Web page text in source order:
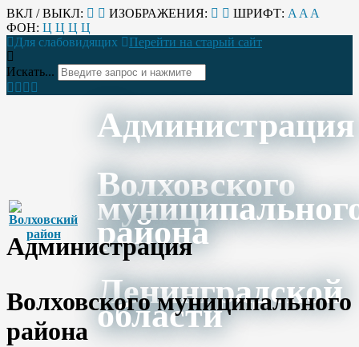
ВКЛ / ВЫКЛ: ИЗОБРАЖЕНИЯ: ШРИФТ: A A A
ФОН: Ц Ц Ц Ц
Для слабовидящих
Перейти на старый сайт
Искать...
Администрация
Волховского
района
Ленинградской
области
Администрация
Волховского муниципального
района